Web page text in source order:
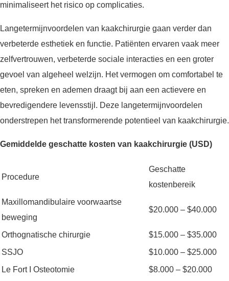
minimaliseert het risico op complicaties.
Langetermijnvoordelen van kaakchirurgie gaan verder dan
verbeterde esthetiek en functie. Patiënten ervaren vaak meer
zelfvertrouwen, verbeterde sociale interacties en een groter
gevoel van algeheel welzijn. Het vermogen om comfortabel te
eten, spreken en ademen draagt bij aan een actievere en
bevredigendere levensstijl. Deze langetermijnvoordelen
onderstrepen het transformerende potentieel van kaakchirurgie.
Gemiddelde geschatte kosten van kaakchirurgie (USD)
Procedure
Geschatte
kostenbereik
Maxillomandibulaire voorwaartse
beweging
$20.000 – $40.000
Orthognatische chirurgie
$15.000 – $35.000
SSJO
$10.000 – $25.000
Le Fort I Osteotomie
$8.000 – $20.000